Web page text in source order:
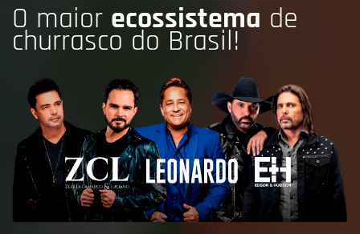
O maior ecossistema de
churrasco do Brasil!